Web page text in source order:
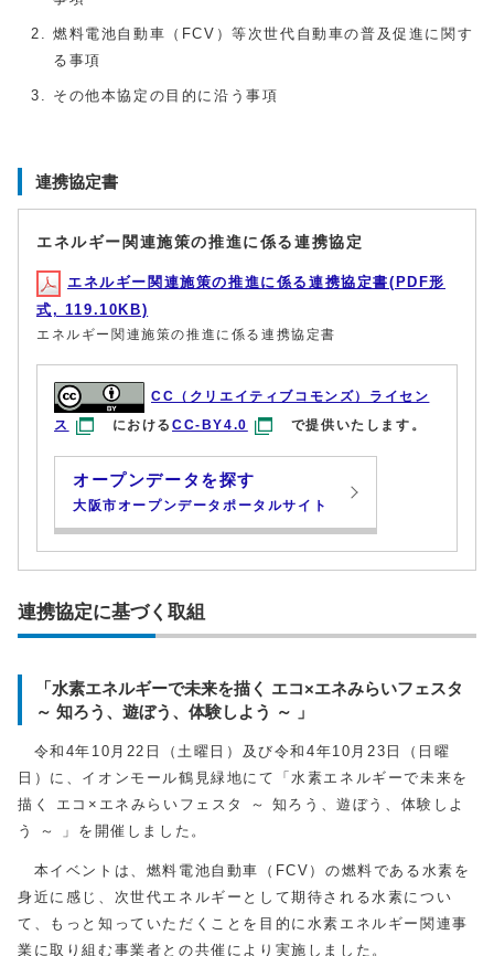
燃料電池自動車（FCV）等次世代自動車の普及促進に関す
る事項
その他本協定の目的に沿う事項
連携協定書
エネルギー関連施策の推進に係る連携協定
エネルギー関連施策の推進に係る連携協定書(PDF形
式, 119.10KB)
エネルギー関連施策の推進に係る連携協定書
CC（クリエイティブコモンズ）ライセン
ス
におけるCC-BY4.0 で提供いたします。
オープンデータを探す
大阪市オープンデータポータルサイト
連携協定に基づく取組
「水素エネルギーで未来を描く エコ×エネみらいフェスタ
～ 知ろう、遊ぼう、体験しよう ～ 」
令和4年10月22日（土曜日）及び令和4年10月23日（日曜
日）に、イオンモール鶴見緑地にて「水素エネルギーで未来を
描く エコ×エネみらいフェスタ ～ 知ろう、遊ぼう、体験しよ
う ～ 」を開催しました。
本イベントは、燃料電池自動車（FCV）の燃料である水素を
身近に感じ、次世代エネルギーとして期待される水素につい
て、もっと知っていただくことを目的に水素エネルギー関連事
業に取り組む事業者との共催により実施しました。